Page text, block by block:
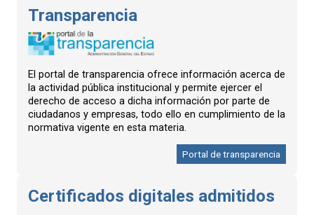
Transparencia
El portal de transparencia ofrece información acerca de
la actividad pública institucional y permite ejercer el
derecho de acceso a dicha información por parte de
ciudadanos y empresas, todo ello en cumplimiento de la
normativa vigente en esta materia.
Portal de transparencia
Certificados digitales admitidos